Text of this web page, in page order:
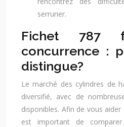
serrurier.
Fichet
concurrence :
distingue?
Le marché des cylindres de
diversifié, avec de
disponibles. Afin de vous
est important de